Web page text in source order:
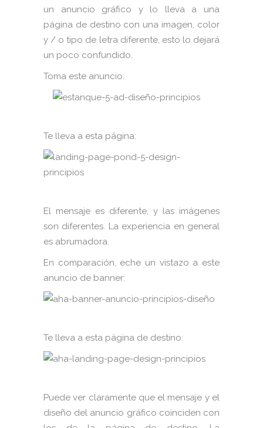
un anuncio gráfico y lo lleva a una
página de destino con una imagen, color
y / o tipo de letra diferente, esto lo dejará
un poco confundido.
Toma este anuncio:
Te lleva a esta página:
El mensaje es diferente, y las imágenes
son diferentes. La experiencia en general
es abrumadora.
En comparación, eche un vistazo a este
anuncio de banner:
Te lleva a esta página de destino:
Puede ver claramente que el mensaje y el
diseño del anuncio gráfico coinciden con